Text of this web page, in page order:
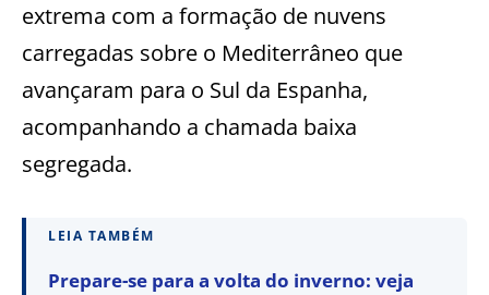
extrema com a formação de nuvens
carregadas sobre o Mediterrâneo que
avançaram para o Sul da Espanha,
acompanhando a chamada baixa
segregada.
LEIA TAMBÉM
Prepare-se para a volta do inverno: veja